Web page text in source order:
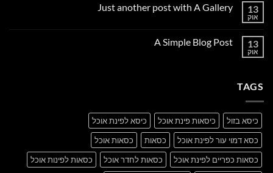
Welcome
13
אוק
Just another post with A Gallery
Just
13
אוק
A Simple Blog Post
TAGS
כיסא בזול כיסאות פינת אוכל
כיסא לפינת אוכל
כסא דמוי עור לפינת אוכל
כסאות
כסאות אוכל
כסאות כפריים לפינת אוכל
כסאות לחדר אוכל
כסאות לפינות אוכל